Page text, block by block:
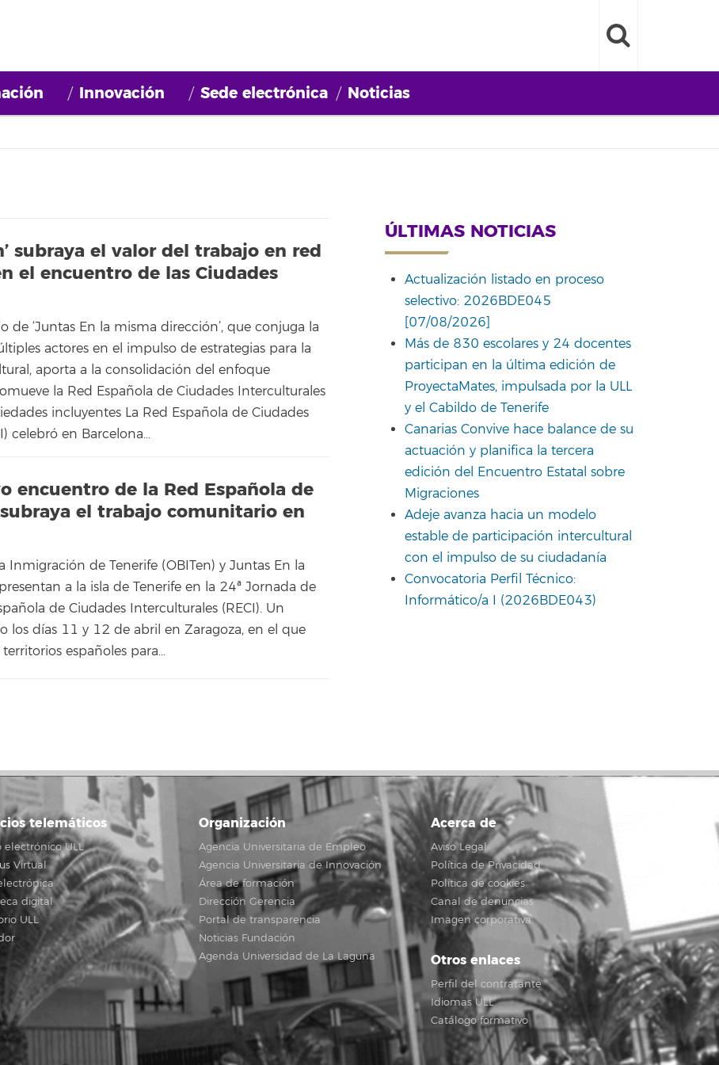
Innovación Sede electrónica Noticias
subraya el valor del trabajo en red
el encuentro de las Ciudades
de ‘Juntas En la misma dirección’, que conjuga la
actores en el impulso de estrategias para la
aporta a la consolidación del enfoque
la Red Española de Ciudades Interculturales
incluyentes La Red Española de Ciudades
celebró en Barcelona…
encuentro de la Red Española de
el trabajo comunitario en
Inmigración de Tenerife (OBITen) y Juntas En la
a la isla de Tenerife en la 24ª Jornada de
de Ciudades Interculturales (RECI). Un
los días 11 y 12 de abril en Zaragoza, en el que
españoles para…
ÚLTIMAS NOTICIAS
Actualización listado en proceso
selectivo: 2026BDE045
[07/08/2026]
Más de 830 escolares y 24 docentes
participan en la última edición de
ProyectaMates, impulsada por la ULL
y el Cabildo de Tenerife
Canarias Convive hace balance de su
actuación y planifica la tercera
edición del Encuentro Estatal sobre
Migraciones
Adeje avanza hacia un modelo
estable de participación intercultural
con el impulso de su ciudadanía
Convocatoria Perfil Técnico:
Informático/a I (2026BDE043)
telemáticos
electrónico ULL
Virtual
digital
ULL
Organización
Agencia Universitaria de Empleo
Agencia Universitaria de Innovación
Área de formación
Dirección Gerencia
Portal de transparencia
Noticias Fundación
Agenda Universidad de La Laguna
Acerca de
Aviso Legal
Política de Privacidad
Política de cookies
Canal de denuncias
Imagen corporativa
Otros enlaces
Perfil del contratante
Idiomas ULL
Catálogo formativo